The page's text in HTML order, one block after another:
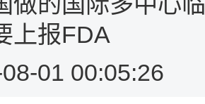
上报FDA
01 00:05:26